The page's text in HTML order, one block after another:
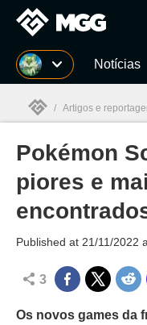
Millenium Notícias
Millenium
/ Artigos e
Pokémon
piores e
Published at 21/11/2022
3
Os novos games da